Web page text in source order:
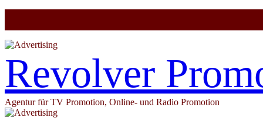
Revolver
Agentur für TV Promotion, Online- und Radio Promotion